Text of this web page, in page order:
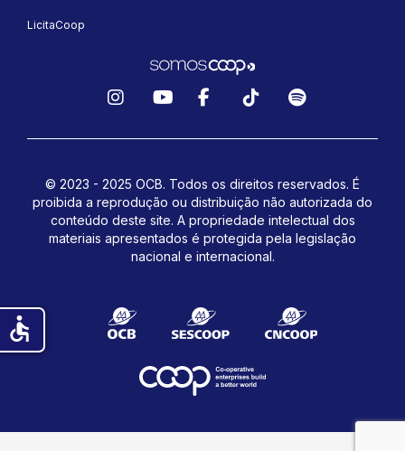
LicitaCoop
© 2023 - 2025 OCB. Todos os direitos reservados. É
proibida a reprodução ou distribuição não autorizada do
conteúdo deste site. A propriedade intelectual dos
materiais apresentados é protegida pela legislação
nacional e internacional.
accessible